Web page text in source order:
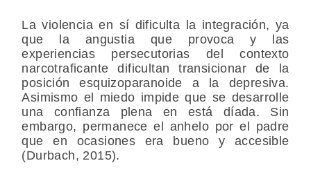
La violencia en sí dificulta la integración, ya
que la angustia que provoca y las
experiencias persecutorias del contexto
narcotraficante dificultan transicionar de la
posición esquizoparanoide a la depresiva.
Asimismo el miedo impide que se desarrolle
una confianza plena en está díada. Sin
embargo, permanece el anhelo por el padre
que en ocasiones era bueno y accesible
(Durbach, 2015).